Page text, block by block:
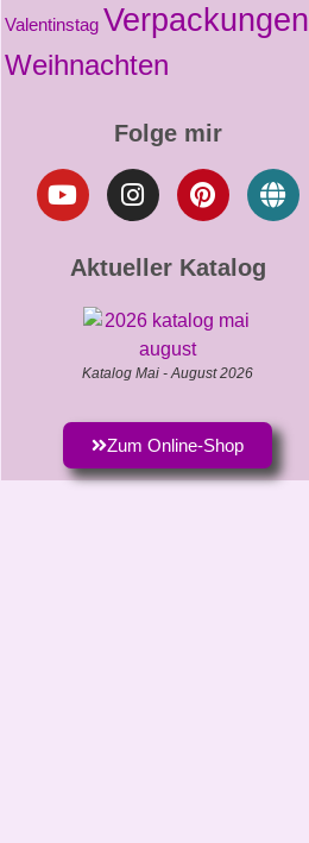
Valentinstag Verpackungen
Weihnachten
Folge mir
Aktueller Katalog
Katalog Mai - August 2026
Zum Online-Shop